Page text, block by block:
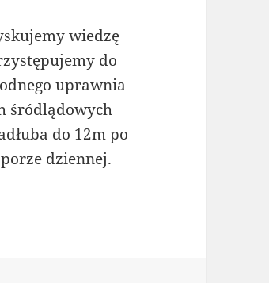
wiedzę
do
uprawnia
śródlądowych
do 12m po
dziennej.